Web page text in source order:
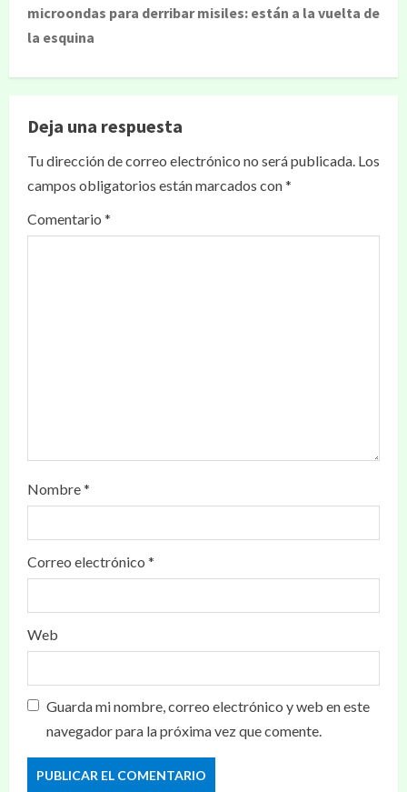
microondas para derribar misiles: están a la vuelta de
la esquina
Deja una respuesta
Tu dirección de correo electrónico no será publicada. Los
campos obligatorios están marcados con*
Comentario *
Nombre*
Correo electrónico *
Web
Guarda mi nombre, correo electrónico y web en este
navegador para la próxima vez que comente.